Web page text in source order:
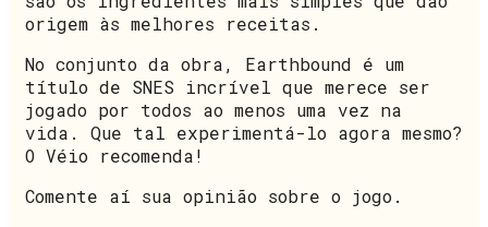
origem às melhores receitas.
No conjunto da obra, Earthbound é um
título de SNES incrível que merece ser
jogado por todos ao menos uma vez na
vida. Que tal experimentá-lo agora mesmo?
O Véio recomenda!
Comente aí sua opinião sobre o jogo.